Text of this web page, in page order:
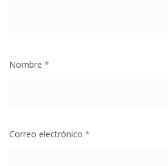
Nombre *
Correo electrónico *